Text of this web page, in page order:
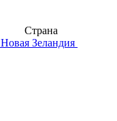
Страна
Новая Зеландия